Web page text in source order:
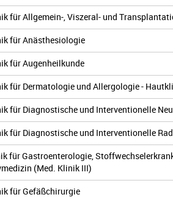
für Allgemein-, Viszeral- und
für Anästhesiologie
für Augenheilkunde
für Dermatologie und Allergologie -
für Diagnostische und Interventionelle
für Diagnostische und Interventionelle
für Gastroenterologie,
(Med. Klinik III)
für Gefäßchirurgie